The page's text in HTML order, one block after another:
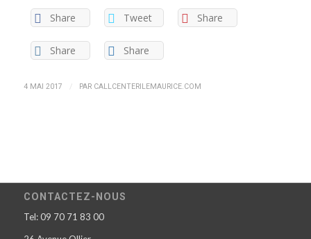
Share Tweet Share
Share Share
4 MAI 2017 PAR CALLCENTERILEMAURICE.COM
CONTACTEZ-NOUS
Tel: 09 70 71 83 00